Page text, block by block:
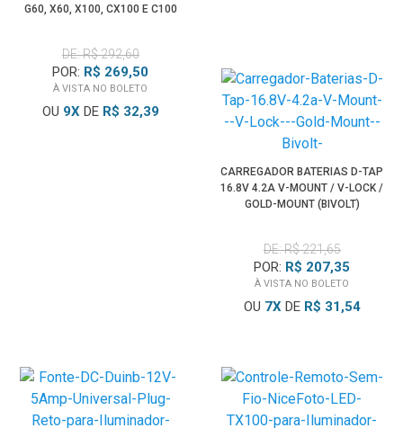
G60, X60, X100, CX100 E C100
DE: R$ 292,60
POR: R$ 269,50
À VISTA NO BOLETO
OU 9XDE R$ 32,39
CARREGADOR BATERIAS D-TAP
16.8V 4.2A V-MOUNT / V-LOCK /
GOLD-MOUNT (BIVOLT)
DE: R$ 221,65
POR: R$ 207,35
À VISTA NO BOLETO
OU 7XDE R$ 31,54